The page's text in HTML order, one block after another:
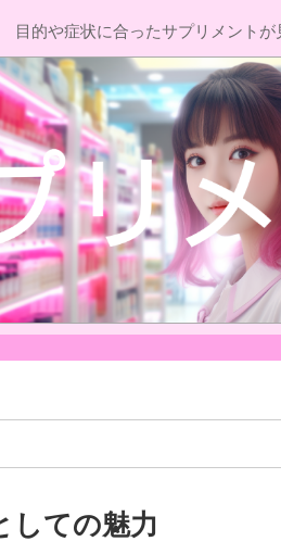
目的や症状に合ったサプリメントが
しての魅力